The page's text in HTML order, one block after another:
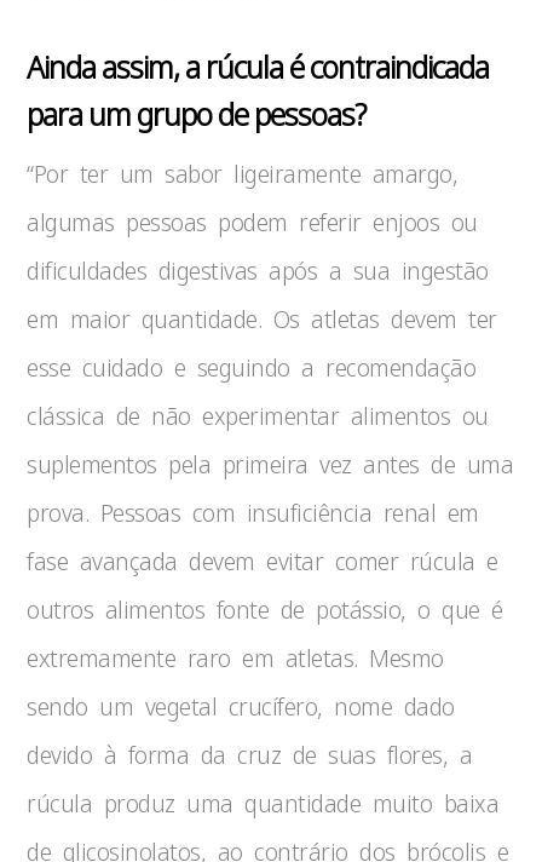
Ainda assim, a rúcula é contraindicada
para um grupo de pessoas?
“Por ter um sabor ligeiramente amargo,
algumas pessoas podem referir enjoos ou
dificuldades digestivas após a sua ingestão
em maior quantidade. Os atletas devem ter
esse cuidado e seguindo a recomendação
clássica de não experimentar alimentos ou
suplementos pela primeira vez antes de uma
prova. Pessoas com insuficiência renal em
fase avançada devem evitar comer rúcula e
outros alimentos fonte de potássio, o que é
extremamente raro em atletas. Mesmo
sendo um vegetal crucífero, nome dado
devido à forma da cruz de suas flores, a
rúcula produz uma quantidade muito baixa
de glicosinolatos, ao contrário dos brócolis e